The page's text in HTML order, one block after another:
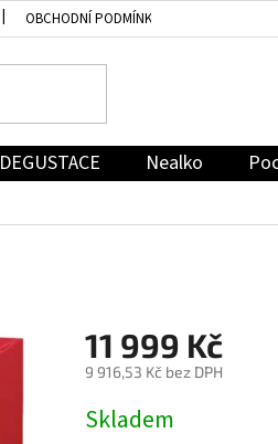
OBCHODNÍ PODMÍNKY
DEGUSTACE Nealko
11 999 Kč
9 916,53 Kč bez DPH
cena:
Skladem